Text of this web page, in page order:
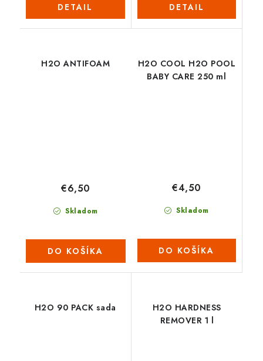
DETAIL DETAIL
H2O ANTIFOAM
Skladom
€6,50
DO KOŠÍKA
H2O COOL H2O POOL
BABY CARE 250 ml
Skladom
€4,50
DO KOŠÍKA
H2O 90 PACK sada
H2O HARDNESS
REMOVER 1 l